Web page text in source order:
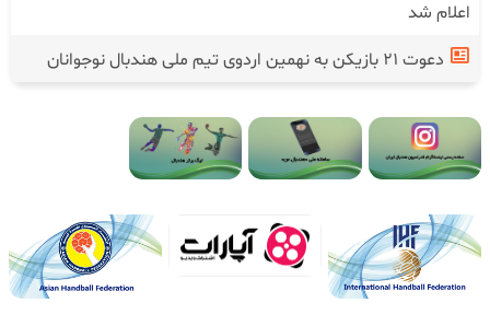
اعلام شد
دعوت ۲۱ بازیکن به نهمین اردوی تیم ملی هندبال نوجوانان